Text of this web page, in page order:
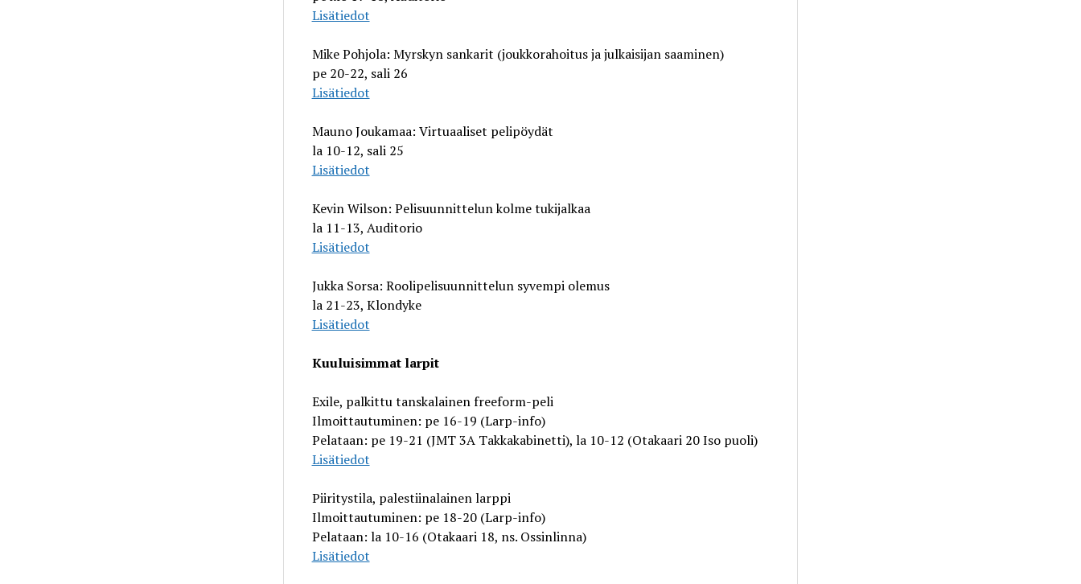
Lisätiedot
Mike Pohjola: Myrskyn sankarit (joukkorahoitus ja julkaisijan saaminen)
pe 20-22, sali 26
Lisätiedot
Mauno Joukamaa: Virtuaaliset pelipöydät
la 10-12, sali 25
Lisätiedot
Kevin Wilson: Pelisuunnittelun kolme tukijalkaa
la 11-13, Auditorio
Lisätiedot
Jukka Sorsa: Roolipelisuunnittelun syvempi olemus
la 21-23, Klondyke
Lisätiedot
Kuuluisimmat larpit
Exile, palkittu tanskalainen freeform-peli
Ilmoittautuminen: pe 16-19 (Larp-info)
Pelataan: pe 19-21 (JMT 3A Takkakabinetti), la 10-12 (Otakaari 20 Iso puoli)
Lisätiedot
Piiritystila, palestiinalainen larppi
Ilmoittautuminen: pe 18-20 (Larp-info)
Pelataan: la 10-16 (Otakaari 18, ns. Ossinlinna)
Lisätiedot